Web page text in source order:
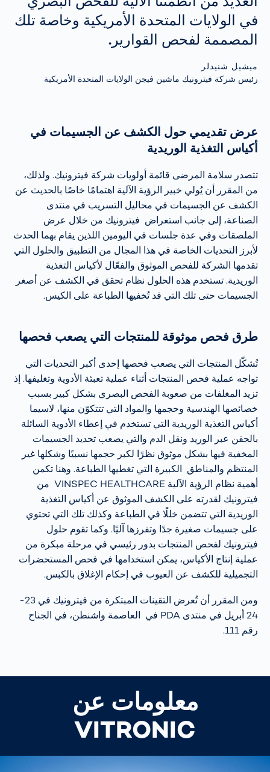
في الولايات المتحدة الأمريكية وخاصة تلك
المصممة لفحص القوارير.
ميشيل شنيدلر
رئيس شركة فيترونيك ماشين فيجن الولايات المتحدة الأمريكية
عرض تقديمي حول الكشف عن الجسيمات في
أكياس التغذية الوريدية
تتصدر سلامة المرضى قائمة أولويات شركة فيترونيك. ولذلك،
من المقرر أن يُولي خبير الرؤية الآلية اهتمامًا خاصًا بالحديث عن
الكشف عن الجسيمات في محاليل التسريب في منتدى
الصناعة، إلى جانب استعراض فيترونيك من خلال عرض
الملصقات وفي عدة جلسات في اليومين اللذين يقام بهما الحدث
لأبرز التحديات الخاصة في هذا المجال من التطبيق والحلول التي
تقدمها الشركة للفحص الموثوق والفعّال لأكياس التغذية
الوريدية. تستخدم هذه الحلول نظام تحقق في الكشف عن أصغر
الجسيمات حتى تلك التي قد تُخفيها الطباعة على الكيس.
طرق فحص موثوقة للمنتجات التي يصعب فحصها
تُشكّل المنتجات التي يصعب فحصها إحدى أكبر التحديات التي
تواجه عملية فحص المنتجات أثناء عملية تعبئة الأدوية وتغليفها. إذ
تزيد المغلفات من صعوبة الفحص البصري بشكل كبير بسبب
خصائصها الهندسية وحجمها والمواد التي تتتكوّن منها، لاسيما
أكياس التغذية الوريدية التي تستخدم في إعطاء الأدوية السائلة
بالحقن عبر الوريد ونقل الدم والتي يصعب تحديد الجسيمات
المخفية فيها بشكل موثوق نظرًا لكبر حجمها نسبيًا وشكلها غير
المنتظم والمناطق الكبيرة التي تغطيها الطباعة. وهنا تكمن
أهمية نظام الرؤية الآلية VINSPEC HEALTHCARE من
فيترونيك لقدرته على الكشف الموثوق عن أكياس التغذية
الوريدية التي تتضمن خللًا في الطباعة وكذلك تلك التي تحتوي
على جسيمات صغيرة جدًا وتفرزها آليًا. وكما تقوم حلول
فيترونيك لفحص المنتجات بدور رئيسي في مرحلة مبكرة من
عملية إنتاج الأكياس، يمكن استخدامها في فحص المستحضرات
التجميلية للكشف عن العيوب في إحكام الإغلاق بالكبس.
ومن المقرر أن تُعرض التقينات المبتكرة من فيترونيك في 23-
24 أبريل في منتدى PDA في العاصمة واشنطن، في الجناح
رقم 111.
معلومات عن
VITRONIC